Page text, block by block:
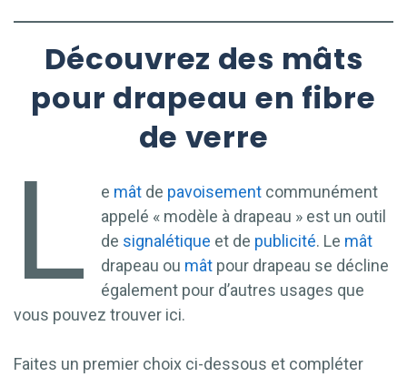
Découvrez des mâts
pour drapeau en fibre
de verre
L e mât de pavoisement communément
appelé « modèle à drapeau » est un outil
de signalétique et de publicité. Le mât
drapeau ou mât pour drapeau se décline
également pour d’autres usages que
vous pouvez trouver ici.
Faites un premier choix ci-dessous et compléter